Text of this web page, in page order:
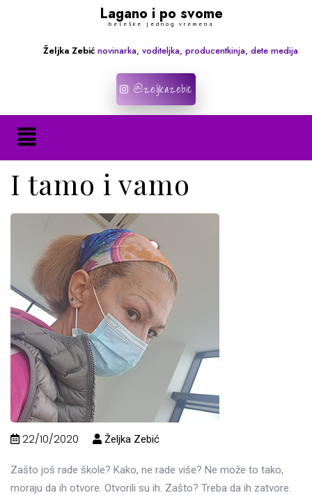
Lagano i po svome
beleške jednog vremena
Željka Zebić novinarka, voditeljka, producentkinja, dete medija
@zeljkazebic
I tamo i vamo
22/10/2020 Željka Zebić
Zašto još rade škole? Kako, ne rade više? Ne može to tako,
moraju da ih otvore. Otvorili su ih. Zašto? Treba da ih zatvore.